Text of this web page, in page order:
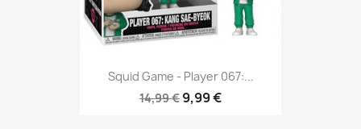
Squid Game - Player 067:...
14,99 € 9,99 €